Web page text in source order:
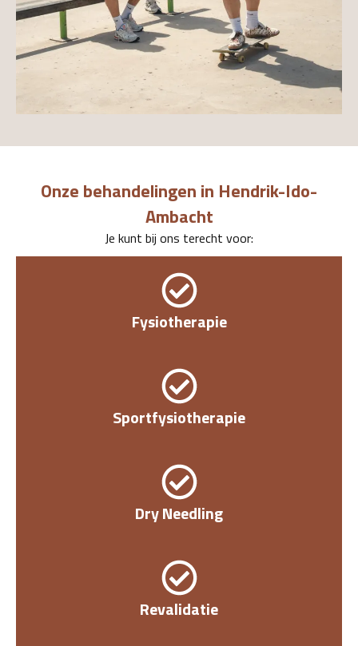
Onze behandelingen in Hendrik-Ido-
Ambacht
Je kunt bij ons terecht voor:
Fysiotherapie
Sportfysiotherapie
Dry Needling
Revalidatie